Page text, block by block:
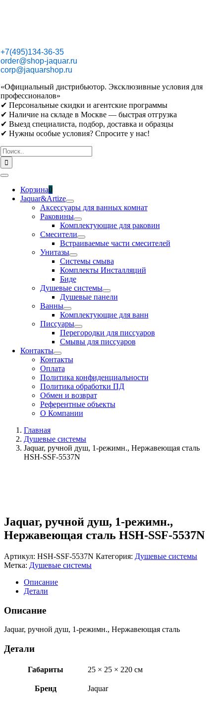
+7(495)134-36-35
order@shop-jaquar.ru
corp@jaquarshop.ru
«Официальный дистрибьютор. Эксклюзивные условия для
профессионалов»
✔ Персональные скидки и агентские программы
✔ Наличие на складе в Москве — быстрая отгрузка
✔ Выезд специалиста, подбор, доставка и образцы
✔ Нужны особые условия? Спросите у нас!
Результат
поиска:
Toggle
NavigationКорзина0
Jaquar&Artize
Аксессуары для ванных комнат
Раковины
Комплектующие для раковин
Смесители
Встраиваемые части смесителей
Унитазы
Системы смыва
Комплекты Инсталляций
Биде
Душевые системы
Душевые панели
Ванны
Комплектующие для ванн
Писсуары
Перегородки для писсуаров
Смывы для писсуаров
Контакты
Контакты
Оплата
Политика конфиденциальности
Политика обработки ПД
Обмен и возврат
Референтные объекты
О Компании
Главная
Душевые системы
Jaquar, ручной душ, 1-режимн., Нержавеющая сталь
HSH-SSF-5537N
Jaquar, ручной душ, 1-режимн.,
Нержавеющая сталь HSH-SSF-5537N
Артикул: HSH-SSF-5537N Категория: Душевые системы
Метка: Душевые системы
Описание
Детали
Описание
Jaquar, ручной душ, 1-режимн., Нержавеющая сталь
Детали
Габариты 25 × 25 × 220 см
Бренд Jaquar